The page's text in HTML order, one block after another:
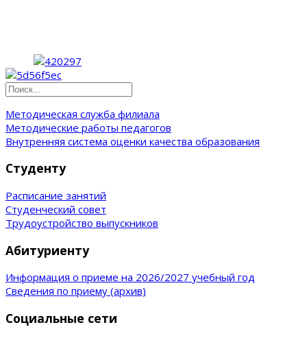
Методическая служба филиала
Методические работы педагогов
Внутренняя система оценки качества образования
Студенту
Расписание занятий
Студенческий совет
Трудоустройство выпускников
Абитуриенту
Информация о приеме на 2026/2027 учебный год
Сведения по приему (архив)
Социальные сети